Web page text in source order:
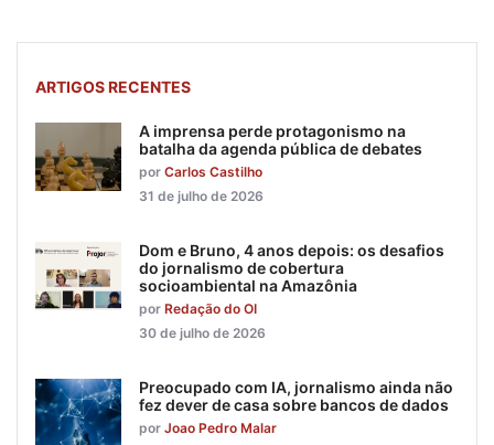
ARTIGOS RECENTES
A imprensa perde protagonismo na
batalha da agenda pública de debates
por Carlos Castilho
31 de julho de 2026
Dom e Bruno, 4 anos depois: os desafios
do jornalismo de cobertura
socioambiental na Amazônia
por Redação do OI
30 de julho de 2026
Preocupado com IA, jornalismo ainda não
fez dever de casa sobre bancos de dados
por Joao Pedro Malar